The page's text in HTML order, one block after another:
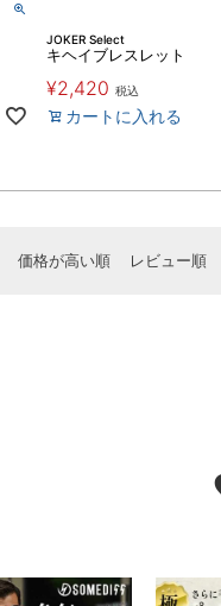
JOKER Select
キヘイブレスレット
¥2,420 税込
カートに入れる
価格が高い順 レビュー順